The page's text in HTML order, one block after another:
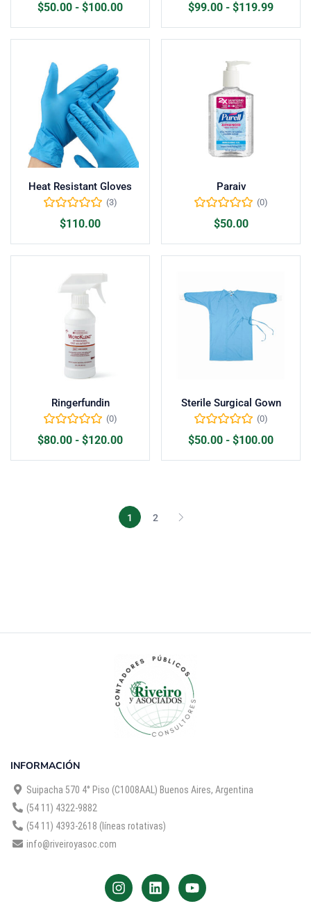
$50.00 - $100.00
5.00de 5
$99.00 - $119.99
Heat Resistant Gloves
(3)
$110.00
Paraiv
(0)
$50.00
Ringerfundin
(0)
$80.00 - $120.00
Sterile Surgical Gown
(0)
$50.00 - $100.00
1 2
INFORMACIÓN
Suipacha 570 4° Piso (C1008AAL) Buenos Aires, Argentina
(54 11) 4322-9882
(54 11) 4393-2618 (líneas rotativas)
info@riveiroyasoc.com